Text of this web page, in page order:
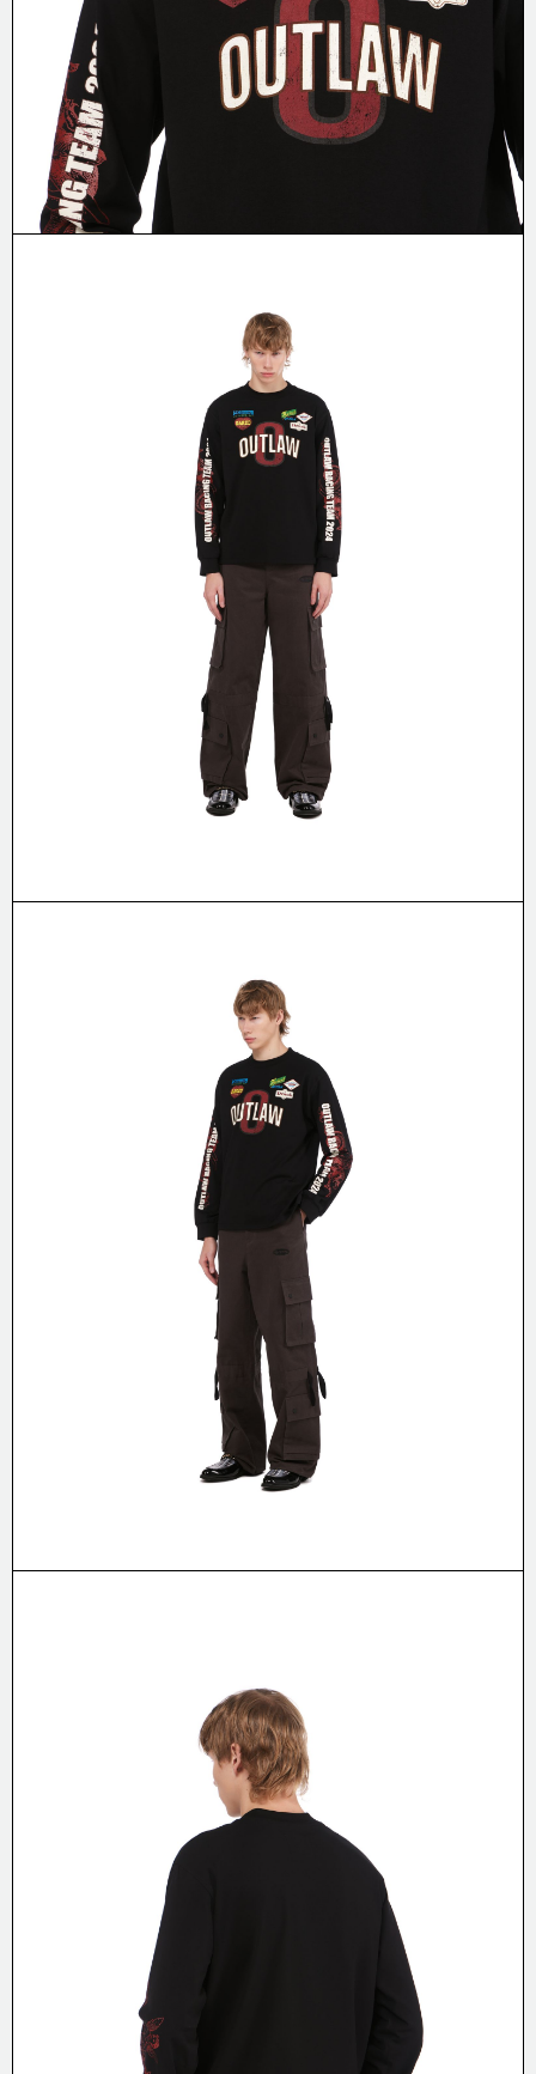
Фейсбук Инстаграм
© Аутло, 2026